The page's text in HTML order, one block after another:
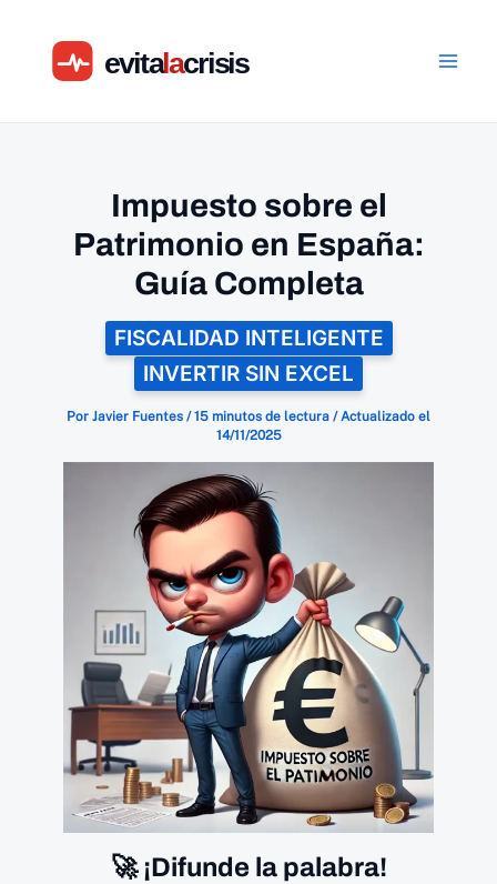
contenido
Impuesto sobre el
Patrimonio en España:
Guía Completa
FISCALIDAD INTELIGENTE
INVERTIR SIN EXCEL
Por Javier Fuentes /15 minutos de lectura /Actualizado el
14/11/2025
🚀 ¡Difunde la palabra!